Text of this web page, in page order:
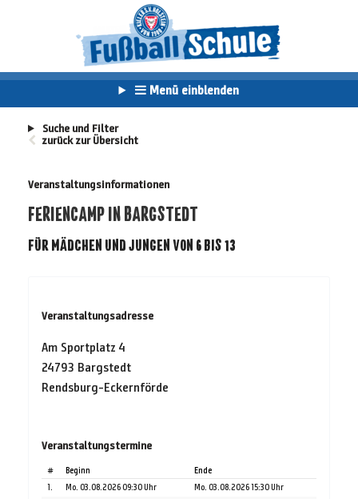
Menü einblenden
Suche und Filter
zurück zur Übersicht
Veranstaltungsinformationen
FERIENCAMP IN BARGSTEDT
FÜR MÄDCHEN UND JUNGEN VON 6 BIS 13
Veranstaltungsadresse
Am Sportplatz 4
24793 Bargstedt
Rendsburg-Eckernförde
Veranstaltungstermine
# Beginn
Ende
1.
Mo. 03.08.2026 09:30 Uhr
Mo. 03.08.2026 15:30 Uhr